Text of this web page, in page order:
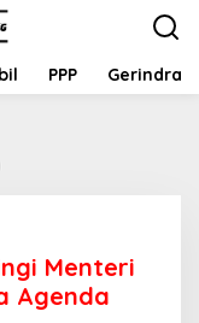
PPP Gerindra
Menteri
Agenda